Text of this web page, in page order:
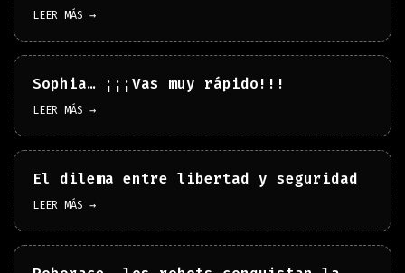
LEER MÁS →
Sophia… ¡¡¡Vas muy rápido!!!
LEER MÁS →
El dilema entre libertad y seguridad
LEER MÁS →